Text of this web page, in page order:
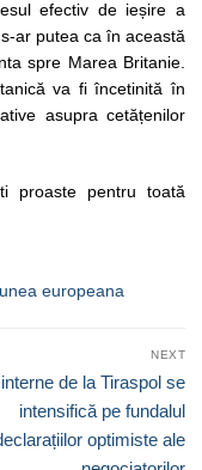
efectiv de ieșire a
ar putea ca în această
spre Marea Britanie.
va fi încetinită în
asupra cetățenilor
proaste pentru toată
europeana
NEXT
de la Tiraspol se
intensifică pe fundalul
optimiste ale